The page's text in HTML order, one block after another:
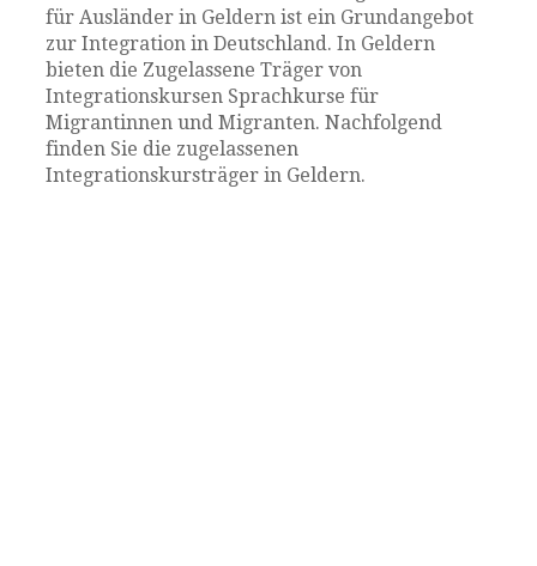
für Ausländer in Geldern ist ein Grundangebot
zur Integration in Deutschland. In Geldern
bieten die Zugelassene Träger von
Integrationskursen Sprachkurse für
Migrantinnen und Migranten. Nachfolgend
finden Sie die zugelassenen
Integrationskursträger in Geldern.